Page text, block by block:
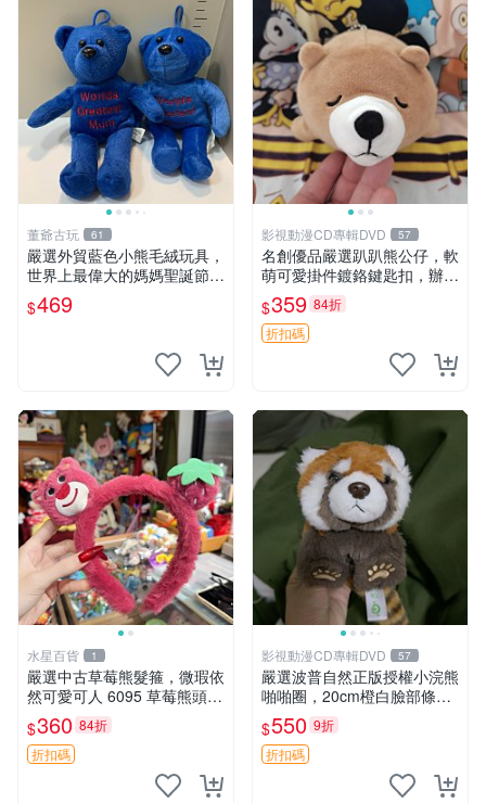
董爺古玩 61
嚴選外貿藍色小熊毛絨玩具，
世界上最偉大的媽媽聖誕節推
薦禮物 五角星 兒童玩具 母親
節
$469
影視動漫CD專輯DVD 57
名創優品嚴選趴趴熊公仔，軟
萌可愛掛件鍍鉻鍵匙扣，辦公
放松好選擇 趴趴熊 鍍鉻鍵匙
扣 萬用掛件
$359 84折
折扣碼
水星百貨 1
嚴選中古草莓熊髮箍，微瑕依
然可愛可人 6095 草莓熊頭飾
中古髮圈 熊寶 寶寶 娃娃熊髮
箍 中古收藏 玩具髮夾
$360 84折
折扣碼
影視動漫CD專輯DVD 57
嚴選波普自然正版授權小浣熊
啪啪圈，20cm橙白臉部條紋
清晰，毛絨超萌贈品推薦。
小浣熊 波普 圈環
$550 9折
折扣碼